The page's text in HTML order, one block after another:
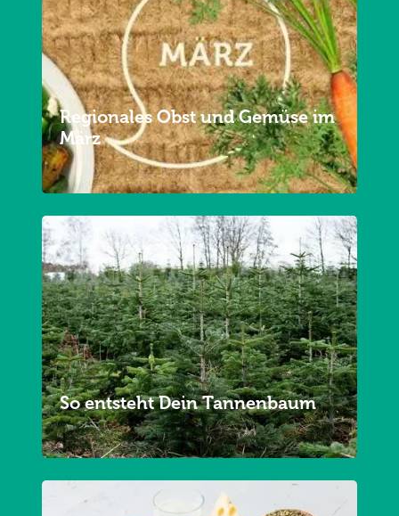
Regionales Obst und Gemüse im
März
So entsteht Dein Tannenbaum